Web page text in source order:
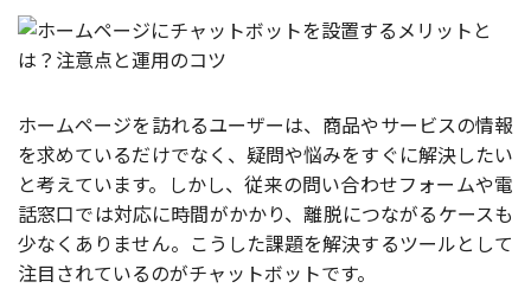
ホームページを訪れるユーザーは、商品やサービスの情報
を求めているだけでなく、疑問や悩みをすぐに解決したい
と考えています。しかし、従来の問い合わせフォームや電
話窓口では対応に時間がかかり、離脱につながるケースも
少なくありません。こうした課題を解決するツールとして
注目されているのがチャットボットです。